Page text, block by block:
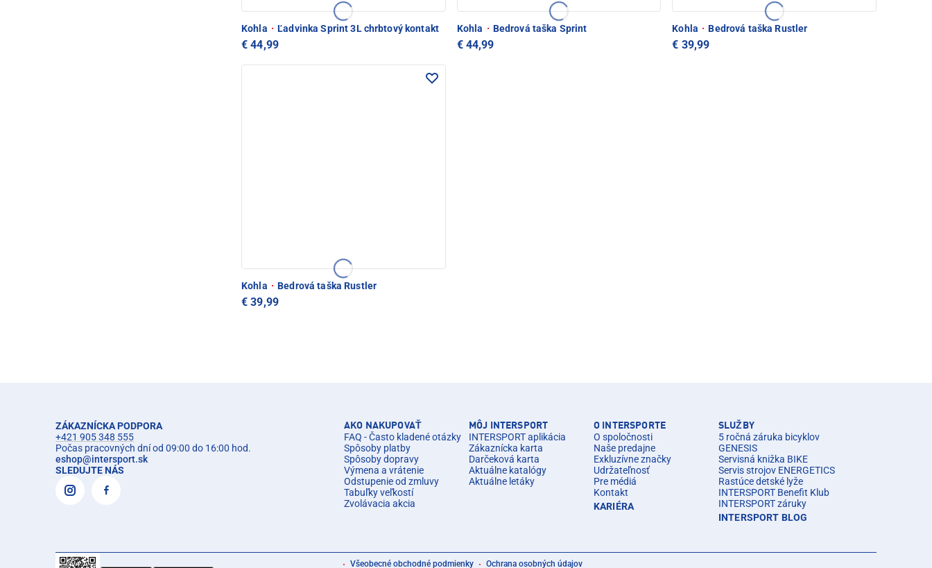
Kohla · Ľadvinka Sprint 3L chrbtový kontakt
€ 44,99
Kohla · Bedrová taška Sprint
€ 44,99
Kohla · Bedrová taška Rustler
€ 39,99
Kohla · Bedrová taška Rustler
€ 39,99
ZÁKAZNÍCKA PODPORA
+421 905 348 555
Počas pracovných dní od 09:00 do 16:00 hod.
eshop@intersport.sk
SLEDUJTE NÁS
AKO NAKUPOVAŤ
FAQ - Často kladené otázky
Spôsoby platby
Spôsoby dopravy
Výmena a vrátenie
Odstupenie od zmluvy
Tabuľky veľkostí
Zvolávacia akcia
MÔJ INTERSPORT
INTERSPORT aplikácia
Zákaznícka karta
Darčeková karta
Aktuálne katalógy
Aktuálne letáky
O INTERSPORTE
O spoločnosti
Naše predajne
Exkluzívne značky
Udržateľnosť
Pre médiá
Kontakt
KARIÉRA
SLUŽBY
5 ročná záruka bicyklov
GENESIS
Servisná knižka BIKE
Servis strojov ENERGETICS
Rastúce detské lyže
INTERSPORT Benefit Klub
INTERSPORT záruky
INTERSPORT BLOG
Všeobecné obchodné podmienky Ochrana osobných údajov